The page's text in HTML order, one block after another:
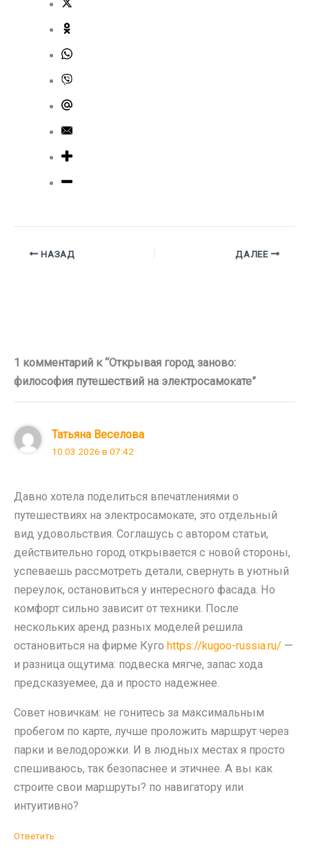
НАЗАД ДАЛЕЕ
1 комментарий к “Открывая город заново:
философия путешествий на электросамокате”
Татьяна Веселова
10.03.2026 в 07:42
Давно хотела поделиться впечатлениями о
путешествиях на электросамокате, это отдельный
вид удовольствия. Соглашусь с автором статьи,
действительно город открывается с новой стороны,
успеваешь рассмотреть детали, свернуть в уютный
переулок, остановиться у интересного фасада. Но
комфорт сильно зависит от техники. После
нескольких аренд разных моделей решила
остановиться на фирме Куго https://kugoo-russia.ru/ —
и разница ощутима: подвеска мягче, запас хода
предсказуемее, да и просто надежнее.
Совет новичкам: не гонитесь за максимальным
пробегом по карте, лучше проложить маршрут через
парки и велодорожки. И в людных местах я просто
спешиваюсь, так безопаснее и этичнее. А вы как
строите свои маршруты? по навигатору или
интуитивно?
Ответить